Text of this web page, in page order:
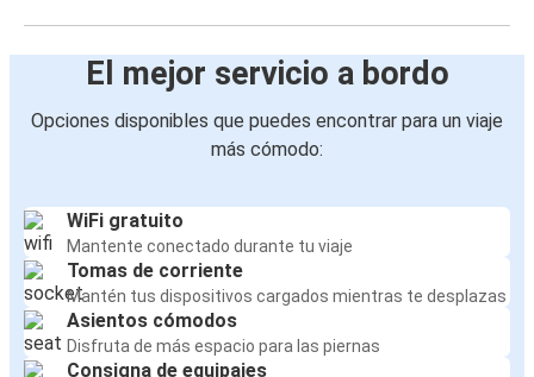
El mejor servicio a bordo
Opciones disponibles que puedes encontrar para un viaje
más cómodo:
WiFi gratuito
Mantente conectado durante tu viaje
Tomas de corriente
Mantén tus dispositivos cargados mientras te desplazas
Asientos cómodos
Disfruta de más espacio para las piernas
Consigna de equipajes